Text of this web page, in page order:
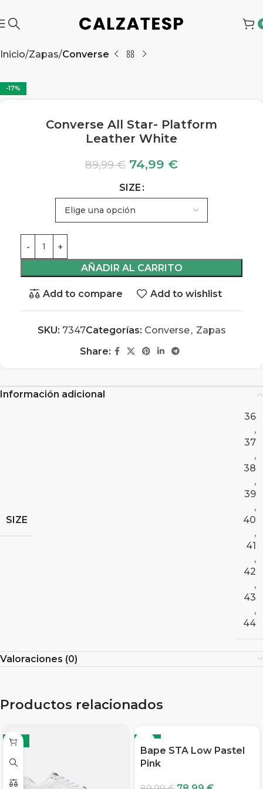
Inicio Zapas Converse
-17%
Converse All Star- Platform
Leather White
89,99€ 74,99 €
SIZE
AÑADIR AL CARRITO
Add to compare Add to wishlist
SKU: 7347Categorías: Converse, Zapas
Share:
Información adicional
SIZE
36
,
37
,
38
,
39
,
40
,
41
,
42
,
43
,
44
Valoraciones (0)
Productos relacionados
-12% -12%
Bape STA Low Pastel
Pink